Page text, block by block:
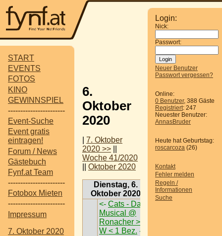
START
EVENTS
FOTOS
KINO
GEWINNSPIEL
-----------------------
Event-Suche
Event gratis
eintragen!
Forum / News
Gästebuch
Fynf.at Team
-----------------------
Fotobox Mieten
-----------------------
Impressum
7. Oktober 2020
Login:
Nick:
Passwort:
Neuer Benutzer
Passwort vergessen?
Online:
0 Benutzer, 388 Gäste
Registriert: 247
Neuester Benutzer:
AnnasBruder
Heute hat Geburtstag:
roscarcoza (26)
Kontakt
Fehler melden
Regeln /
Informationen
Suche
6.
Oktober
2020
7. Oktober
2020 >>
Woche 41/2020
Oktober 2020
Dienstag, 6.
Oktober 2020
<- Cats - Das
Musical @
Ronacher >
W < 1 Bez. ->